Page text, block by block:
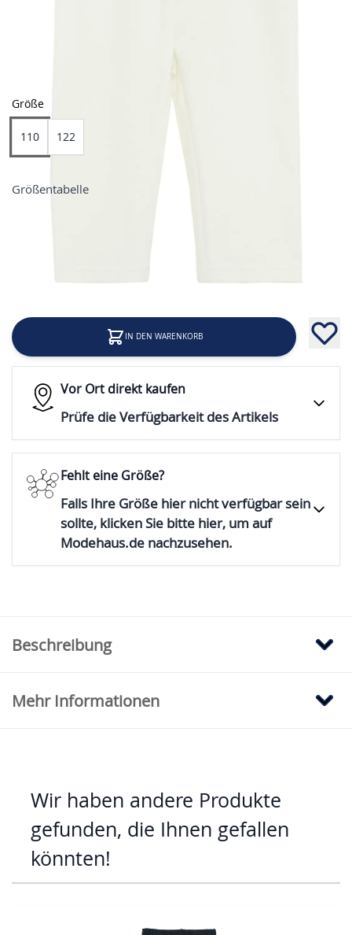
Größe
110 122
Größentabelle
Inkl. 19% Steuern
IN DEN WARENKORB
Vor Ort direkt kaufen
Prüfe die Verfügbarkeit des Artikels
Fehlt eine Größe?
Falls Ihre Größe hier nicht verfügbar sein
sollte, klicken Sie bitte hier, um auf
Modehaus.de nachzusehen.
Beschreibung
Mehr Informationen
Wir haben andere Produkte
gefunden, die Ihnen gefallen
könnten!